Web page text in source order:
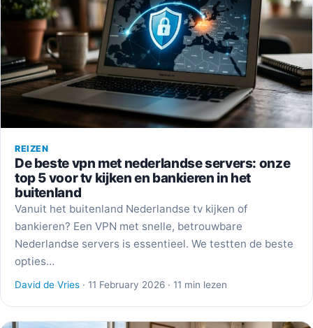
REIZEN
De beste vpn met nederlandse servers: onze
top 5 voor tv kijken en bankieren in het
buitenland
Vanuit het buitenland Nederlandse tv kijken of
bankieren? Een VPN met snelle, betrouwbare
Nederlandse servers is essentieel. We testten de beste
opties…
David de Vries · 11 February 2026 · 11 min lezen